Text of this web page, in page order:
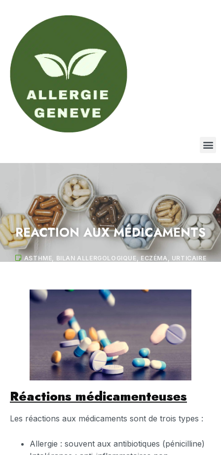
REACTION AUX MÉDICAMENTS
ASTHME BILAN ALLERGOLOGIQUE ECZÉMA URTICAIRE
Réactions médicamenteuses
Les réactions aux médicaments sont de trois types :
Allergie : souvent aux antibiotiques (pénicilline)